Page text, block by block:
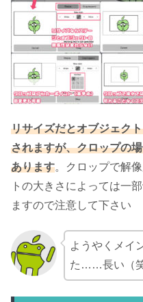
リサイズだとオブジェク
されますが、クロップの
あります。クロップで解
トの大きさによっては一
ますので注意して下さい
ようやくメイ
た……長い（笑